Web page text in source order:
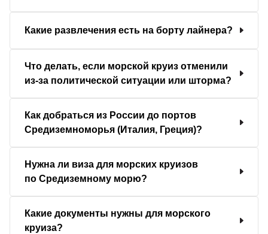
Какие развлечения есть на борту лайнера?
Что делать, если морской круиз отменили
из-за политической ситуации или шторма?
Как добраться из России до портов
Средиземноморья (Италия, Греция)?
Нужна ли виза для морских круизов
по Средиземному морю?
Какие документы нужны для морского
круиза?